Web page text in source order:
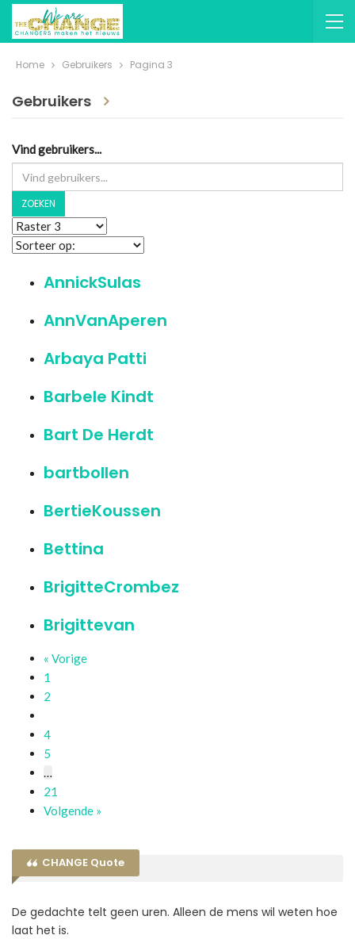
Home Gebruikers Pagina 3
Gebruikers
Vind gebruikers...
ZOEKEN
AnnickSulas
AnnVanAperen
Arbaya Patti
Barbele Kindt
Bart De Herdt
bartbollen
BertieKoussen
Bettina
BrigitteCrombez
Brigittevan
« Vorige
Pagina
1
Pagina
2
Pagina
4
Pagina
5
…
Pagina
21
Volgende »
CHANGE Quote
De gedachte telt geen uren. Alleen de mens wil weten hoe
laat het is.